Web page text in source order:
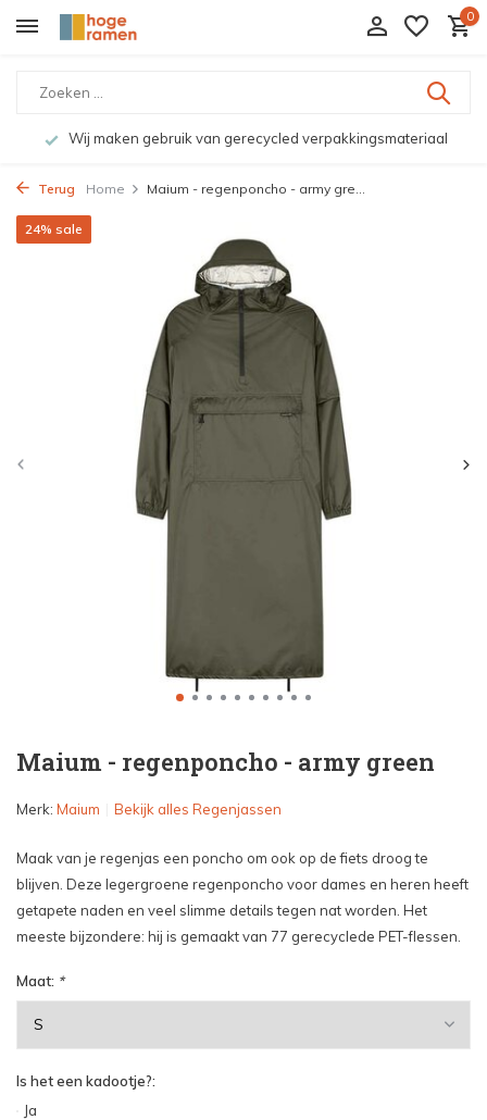
0
Wij maken gebruik van gerecycled verpakkingsmateriaal
Terug Home Maium - regenponcho - army gre...
Maium - regenponcho - army green
24% sale
Merk: Maium Bekijk alles Regenjassen
Maak van je regenjas een poncho om ook op de fiets droog te
blijven. Deze legergroene regenponcho voor dames en heren heeft
getapete naden en veel slimme details tegen nat worden. Het
meeste bijzondere: hij is gemaakt van 77 gerecyclede PET-flessen.
Maat: *
Is het een kadootje?:
Ja